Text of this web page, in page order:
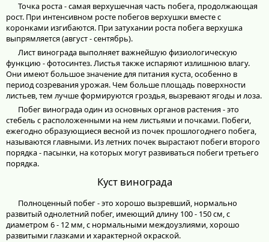
Точка роста - самая верхушечная часть побега, продолжающая
рост. При интенсивном росте побегов верхушки вместе с
коронками изгибаются. При затухании роста побега верхушка
выпрямляется (август - сентябрь).
Лист винограда выполняет важнейшую физиологическую
функцию - фотосинтез. Листья также испаряют излишнюю влагу.
Они имеют большое значение для питания куста, особенно в
период созревания урожая. Чем больше площадь поверхности
листьев, тем лучше формируются гроздья, вызревают ягоды и лоза.
Побег винограда один из основных органов растения - это
стебель с расположенными на нем листьями и почками. Побеги,
ежегодно образующиеся весной из почек прошлогоднего побега,
называются главными. Из летних почек вырастают побеги второго
порядка - пасынки, на которых могут развиваться побеги третьего
порядка.
Куст винограда
Полноценный побег - это хорошо вызревший, нормально
развитый однолетний побег, имеющий длину 100 - 150 см, с
диаметром 6 - 12 мм, с нормальными междоузлиями, хорошо
развитыми глазками и характерной окраской.